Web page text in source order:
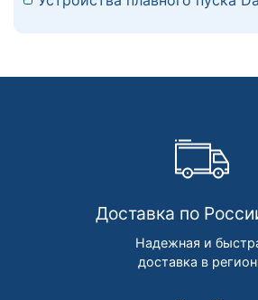
Доставка по
Надежная и
доставка в